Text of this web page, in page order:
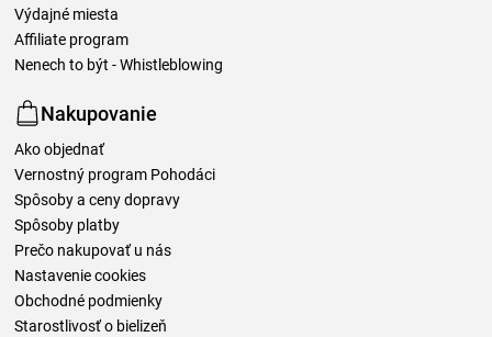
Výdajné miesta
Affiliate program
Nenech to být - Whistleblowing
Nakupovanie
Ako objednať
Vernostný program Pohodáci
Spôsoby a ceny dopravy
Spôsoby platby
Prečo nakupovať u nás
Nastavenie cookies
Obchodné podmienky
Starostlivosť o bielizeň